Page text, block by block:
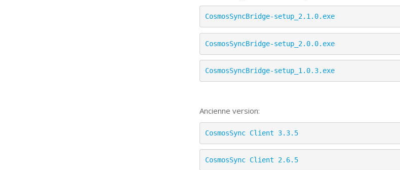
CosmosSyncBridge-setup_2.1.0.exe
CosmosSyncBridge-setup_2.0.0.exe
CosmosSyncBridge-setup_1.0.3.exe
Ancienne version:
CosmosSync Client 3.3.5
CosmosSync Client 2.6.5